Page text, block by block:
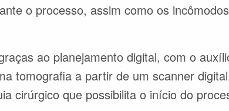
o processo, assim como os
ao planejamento digital, com o
tomografia a partir de um scanner
cirúrgico que possibilita o início do